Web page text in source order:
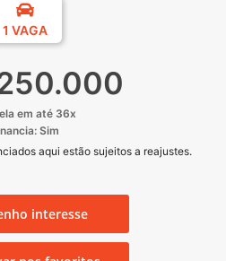
1 VAGA
em até 36x
Sim
aqui estão sujeitos a reajustes.
interesse